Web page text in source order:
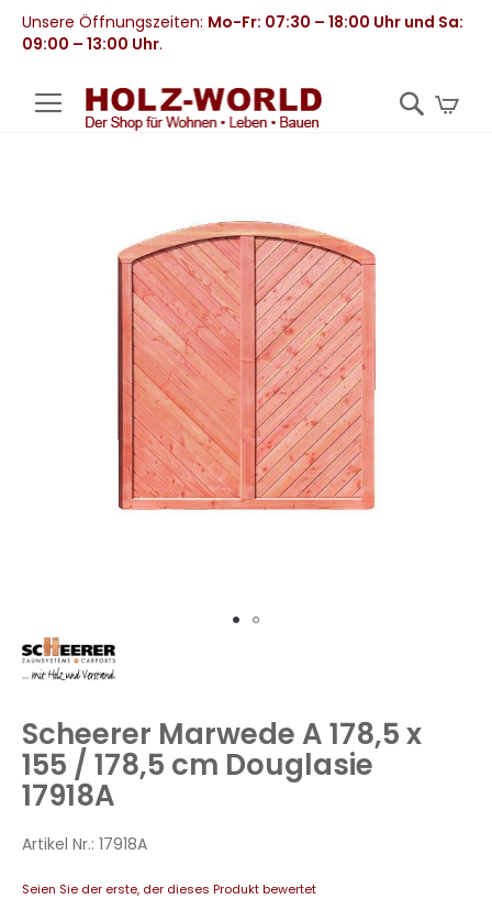
Unsere Öffnungszeiten: Mo-Fr: 07:30 – 18:00 Uhr und Sa:
09:00 – 13:00 Uhr.
Zum
Anfang
springen
Scheerer Marwede A 178,5 x
155 / 178,5 cm Douglasie
17918A
Artikel Nr.: 17918A
Seien Sie der erste, der dieses Produkt bewertet